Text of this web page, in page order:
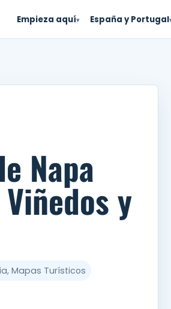
Empieza aquí▾ España y Portugal
Napa
y
Mapas Turísticos